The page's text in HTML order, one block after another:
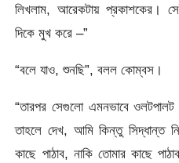
লিখলাম, আরেকটায় প্রকাশকের।
দিকে মুখ করে –”
“বলে যাও, শুনছি”, বলল কোম্বস।
“তারপর সেগুলো এমনভাবে
তাহলে দেখ, আমি কিন্তু সিদ্ধান্ত
কাছে পাঠাব, নাকি তোমার কাছে